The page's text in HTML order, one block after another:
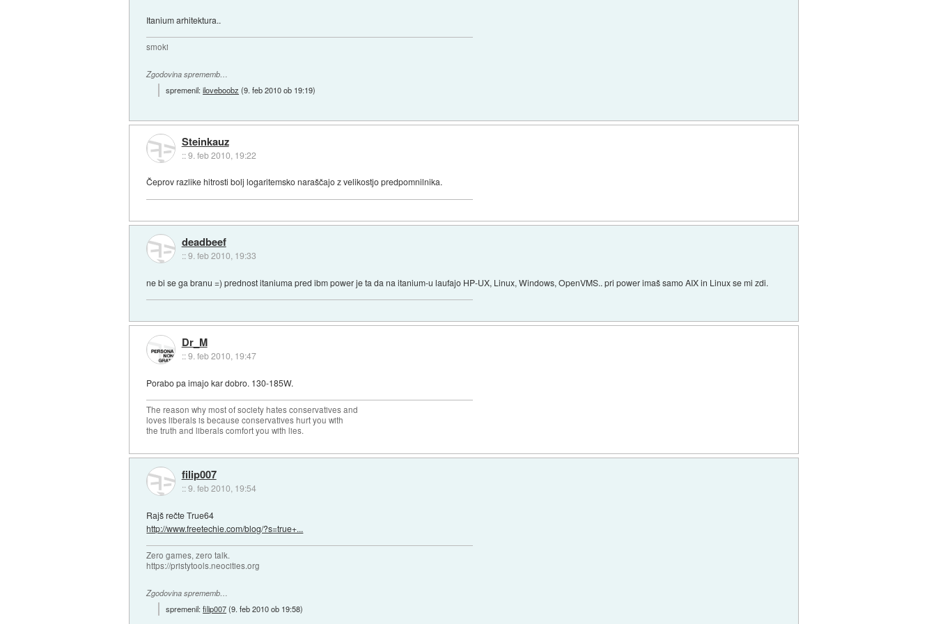
Itanium arhitektura..
smoki
Zgodovina sprememb…
spremenil:iloveboobz (9. feb 2010 ob 19:19)
Steinkauz
::9. feb 2010, 19:22
Čeprov razlike hitrosti bolj logaritemsko naraščajo z velikostjo predpomnilnika.
deadbeef
::9. feb 2010, 19:33
ne bi se ga branu =) prednost itaniuma pred ibm power je ta da na itanium-u laufajo HP-UX, Linux, Windows, OpenVMS.. pri power imaš samo AIX in Linux se mi zdi.
Dr_M
::9. feb 2010, 19:47
Porabo pa imajo kar dobro. 130-185W.
The reason why most of society hates conservatives and
loves liberals is because conservatives hurt you with
the truth and liberals comfort you with lies.
filip007
::9. feb 2010, 19:54
Rajš rečte True64
http://www.freetechie.com/blog/?s=true+...
Zero games, zero talk.
https://pristytools.neocities.org
Zgodovina sprememb…
spremenil:filip007(9. feb 2010 ob 19:58)